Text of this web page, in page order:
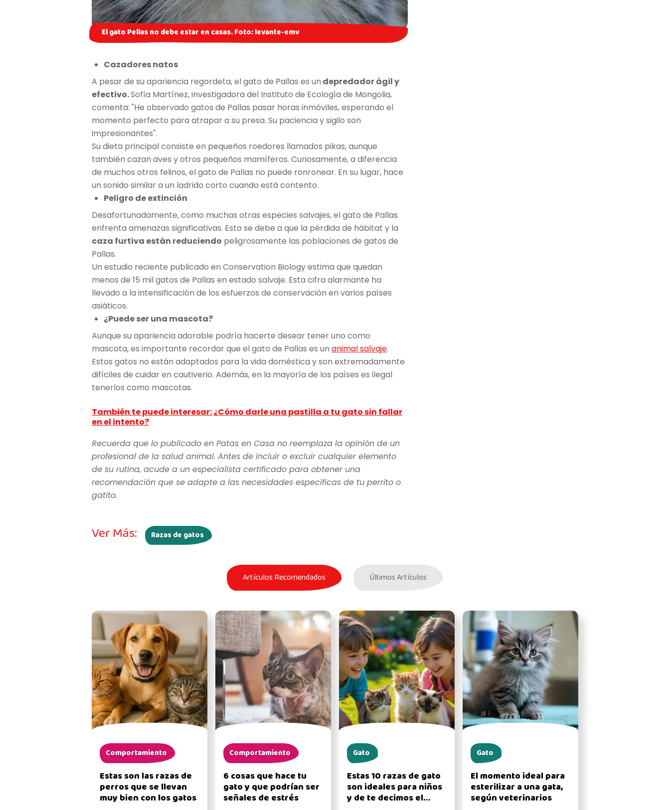
El gato Pellas no debe estar en casas. Foto: levante-emv
Cazadores natos
A pesar de su apariencia regordeta, el gato de Pallas es un depredador ágil y
efectivo.Sofía Martínez, investigadora del Instituto de Ecología de Mongolia,
comenta: "He observado gatos de Pallas pasar horas inmóviles, esperando el
momento perfecto para atrapar a su presa. Su paciencia y sigilo son
impresionantes".
Su dieta principal consiste en pequeños roedores llamados pikas, aunque
también cazan aves y otros pequeños mamíferos. Curiosamente, a diferencia
de muchos otros felinos, el gato de Pallas no puede ronronear. En su lugar, hace
un sonido similar a un ladrido corto cuando está contento.
Peligro de extinción
Desafortunadamente, como muchas otras especies salvajes, el gato de Pallas
enfrenta amenazas significativas. Esto se debe a que la pérdida de hábitat y la
caza furtiva están reduciendo peligrosamente las poblaciones de gatos de
Pallas.
Un estudio reciente publicado en Conservation Biology estima que quedan
menos de 15 mil gatos de Pallas en estado salvaje. Esta cifra alarmante ha
llevado a la intensificación de los esfuerzos de conservación en varios países
asiáticos.
¿Puede ser una mascota?
Aunque su apariencia adorable podría hacerte desear tener uno como
mascota, es importante recordar que el gato de Pallas es un animal salvaje.
Estos gatos no están adaptados para la vida doméstica y son extremadamente
difíciles de cuidar en cautiverio. Además, en la mayoría de los países es ilegal
tenerlos como mascotas.
También te puede interesar: ¿Cómo darle una pastilla a tu gato sin fallar
en el intento?
Recuerda que lo publicado en Patas en Casa no reemplaza la opinión de un
profesional de la salud animal. Antes de incluir o excluir cualquier elemento
de su rutina, acude a un especialista certificado para obtener una
recomendación que se adapte a las necesidades específicas de tu perrito o
gatito.
Ver Más: Razas de gatos
Artículos Recomendados Últimos Artículos
Comportamiento
Estas son las razas de
perros que se llevan
muy bien con los gatos
Comportamiento
6 cosas que hace tu
gato y que podrían ser
señales de estrés
Gato
Estas 10 razas de gato
son ideales para niños
y de te decimos el
Gato
El momento ideal para
esterilizar a una gata,
según veterinarios